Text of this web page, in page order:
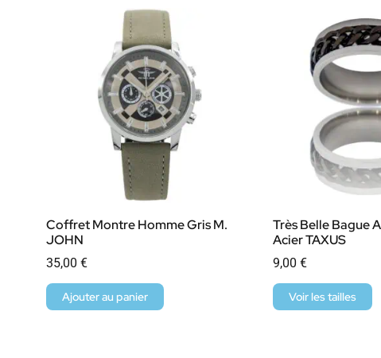
Coffret Montre Homme Gris M.
JOHN
35,00 €
Ajouter au panier
Très Belle Bague
Acier TAXUS
9,00 €
Voir les tailles